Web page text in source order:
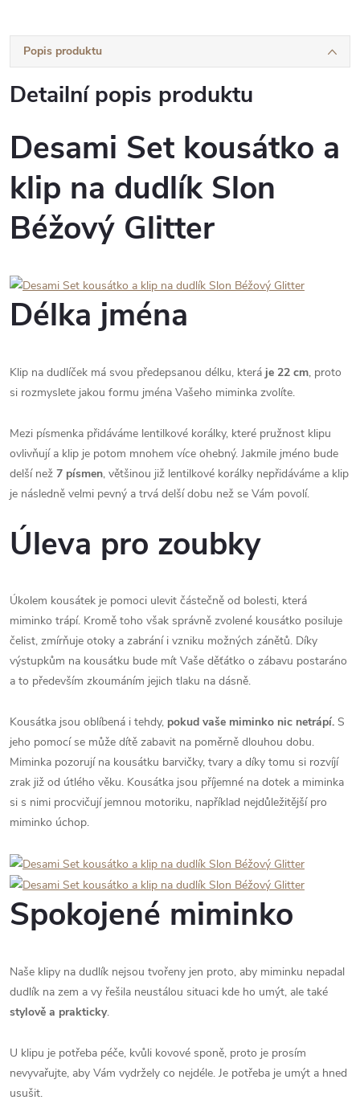
Popis produktu
Detailní popis produktu
Desami Set kousátko a
klip na dudlík Slon
Béžový Glitter
Délka jména
Klip na dudlíček má svou předepsanou délku, která je 22 cm, proto
si rozmyslete jakou formu jména Vašeho miminka zvolíte.
Mezi písmenka přidáváme lentilkové korálky, které pružnost klipu
ovlivňují a klip je potom mnohem více ohebný. Jakmile jméno bude
delší než 7 písmen, většinou již lentilkové korálky nepřidáváme a klip
je následně velmi pevný a trvá delší dobu než se Vám povolí.
Úleva pro zoubky
Úkolem kousátek je pomoci ulevit částečně od bolesti, která
miminko trápí. Kromě toho však správně zvolené kousátko posiluje
čelist, zmírňuje otoky a zabrání i vzniku možných zánětů. Díky
výstupkům na kousátku bude mít Vaše děťátko o zábavu postaráno
a to především zkoumáním jejich tlaku na dásně.
Kousátka jsou oblíbená i tehdy, pokud vaše miminko nic netrápí. S
jeho pomocí se může dítě zabavit na poměrně dlouhou dobu.
Miminka pozorují na kousátku barvičky, tvary a díky tomu si rozvíjí
zrak již od útlého věku. Kousátka jsou příjemné na dotek a miminka
si s nimi procvičují jemnou motoriku, například nejdůležitější pro
miminko úchop.
Spokojené miminko
Naše klipy na dudlík nejsou tvořeny jen proto, aby miminku nepadal
dudlík na zem a vy řešila neustálou situaci kde ho umýt, ale také
stylově a prakticky.
U klipu je potřeba péče, kvůli kovové sponě, proto je prosím
nevyvařujte, aby Vám vydržely co nejdéle. Je potřeba je umýt a hned
usušit.